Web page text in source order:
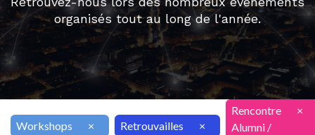
organisés tout au long de l'année.
Workshops × Retrouvailles ×
Rencontre
Alumni /
×